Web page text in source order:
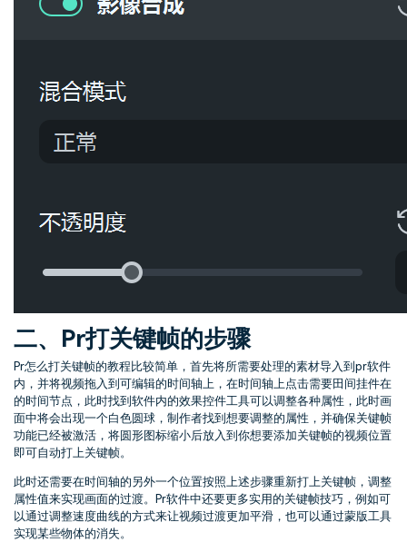
二、Pr打关键帧的步骤
Pr怎么打关键帧的教程比较简单，首先将所需要处理的素材导入到pr软件
内，并将视频拖入到可编辑的时间轴上，在时间轴上点击需要田间挂件在
的时间节点，此时找到软件内的效果控件工具可以调整各种属性，此时画
面中将会出现一个白色圆球，制作者找到想要调整的属性，并确保关键帧
功能已经被激活，将圆形图标缩小后放入到你想要添加关键帧的视频位置
即可自动打上关键帧。
此时还需要在时间轴的另外一个位置按照上述步骤重新打上关键帧，调整
属性值来实现画面的过渡。Pr软件中还要更多实用的关键帧技巧，例如可
以通过调整速度曲线的方式来让视频过渡更加平滑，也可以通过蒙版工具
实现某些物体的消失。